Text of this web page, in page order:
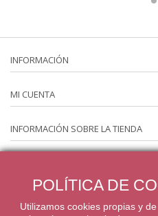
INFORMACIÓN
MI CUENTA
INFORMACIÓN SOBRE LA TIENDA
POLÍTICA DE
Utilizamos cookies propias y